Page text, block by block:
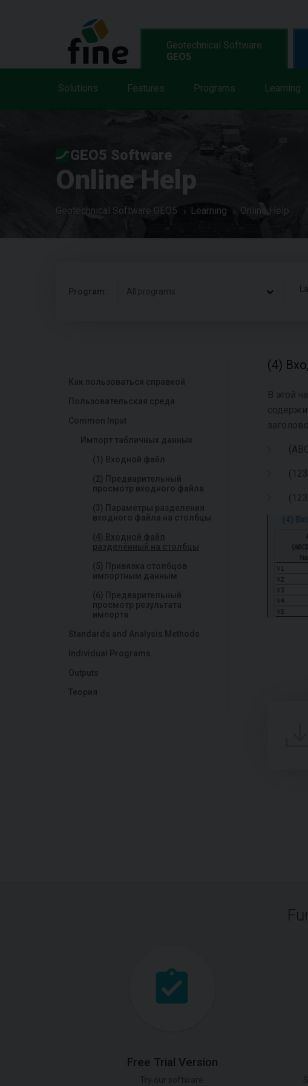
Geotechnical Software
GEO5
Solutions Features Programs Learning
GEO5 Software
Online Help
Geotechnical Software GEO5 Learning Online Help
Program: All programs
Как пользоваться справкой
Пользовательская среда
Common Input
Импорт табличных данных
(1) Входной файл
(2) Предварительный
просмотр входного файла
(3) Параметры разделения
входного файла на столбцы
(4) Входной файл
разделённый на столбцы
(5) Привязка столбцов
импортным данным
(6) Предварительный
просмотр результата
импорта
Standards and Analysis Methods
Individual Programs
Outputs
Теория
(4)
В этой
Free Trial Version